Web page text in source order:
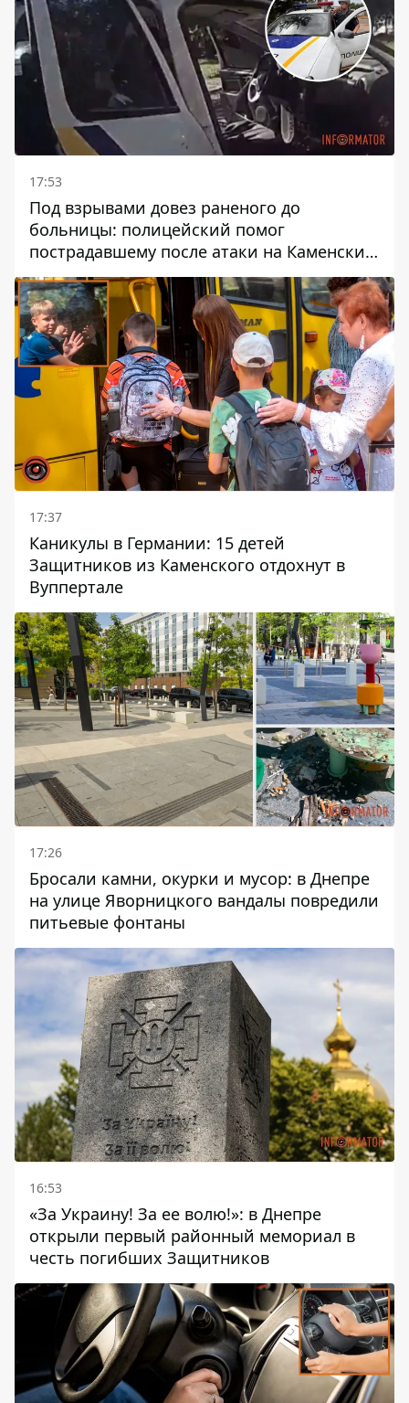
17:53
Под взрывами довез раненого до
больницы: полицейский помог
пострадавшему после атаки на Каменский
район
17:37
Каникулы в Германии: 15 детей
Защитников из Каменского отдохнут в
Вуппертале
17:26
Бросали камни, окурки и мусор: в Днепре
на улице Яворницкого вандалы повредили
питьевые фонтаны
16:53
«За Украину! За ее волю!»: в Днепре
открыли первый районный мемориал в
честь погибших Защитников